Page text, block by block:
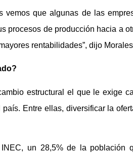
vemos que algunas de las
procesos de producción hacia a
rentabilidades”, dijo
estructural el que le exige
Entre ellas, diversificar la
un 28,5% de la población